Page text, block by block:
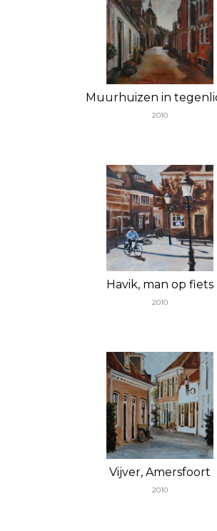
Muurhuizen in
2010
Havik, man op fiets
2010
Vijver, Amersfoort
2010